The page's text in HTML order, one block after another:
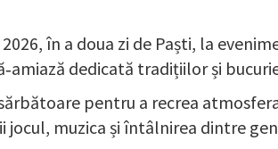
în a doua zi de Paști, la
dedicată tradițiilor și
pentru a recrea
muzica și întâlnirea dintre